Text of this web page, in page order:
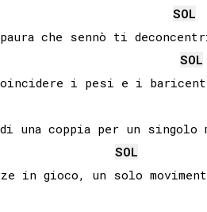
SOL
SOL
i pesi e i
SOL
in gioco, un solo